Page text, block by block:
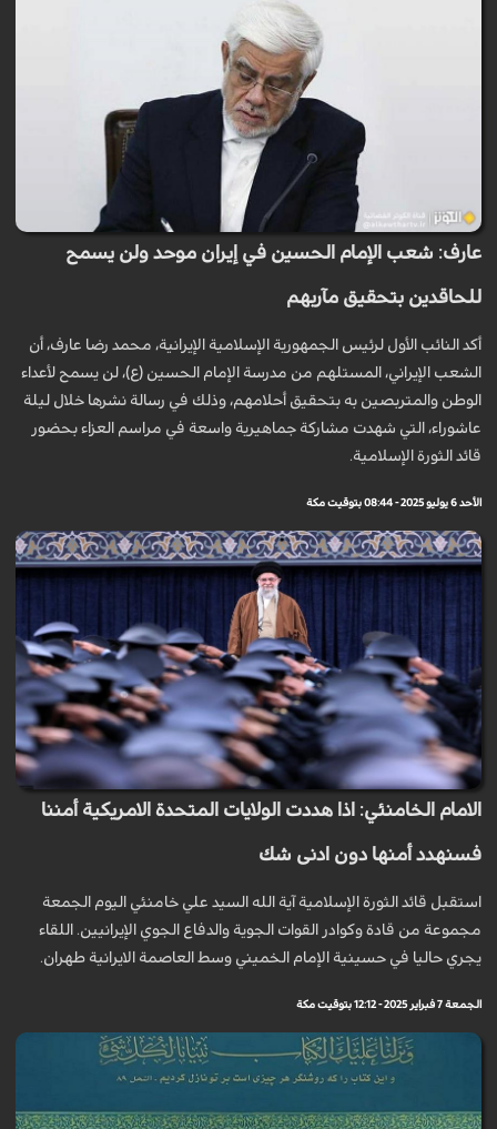
عارف: شعب الإمام الحسين في إيران موحد ولن يسمح
للحاقدين بتحقيق مآربهم
أكد النائب الأول لرئيس الجمهورية الإسلامية الإيرانية، محمد رضا عارف، أن
الشعب الإيراني، المستلهم من مدرسة الإمام الحسين (ع)، لن يسمح لأعداء
الوطن والمتربصين به بتحقيق أحلامهم، وذلك في رسالة نشرها خلال ليلة
عاشوراء، التي شهدت مشاركة جماهيرية واسعة في مراسم العزاء بحضور
قائد الثورة الإسلامية.
الأحد 6 يوليو 2025 - 08:44 بتوقيت مكة
الامام الخامنئي: اذا هددت الولايات المتحدة الامريكية أمننا
فسنهدد أمنها دون ادنى شك
استقبل قائد الثورة الإسلامية آية الله السيد علي خامنئي اليوم الجمعة
مجموعة من قادة وكوادر القوات الجوية والدفاع الجوي الإيرانيين. اللقاء
يجري حاليا في حسينية الإمام الخميني وسط العاصمة الايرانية طهران.
الجمعة 7 فبراير 2025 - 12:12 بتوقيت مكة